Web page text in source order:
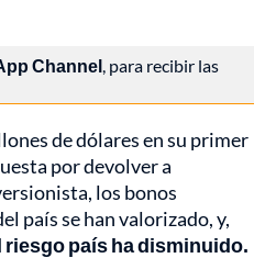
Channel , para recibir las
de dólares en su primer
por devolver a
los bonos
país se han valorizado, y,
país ha disminuido.